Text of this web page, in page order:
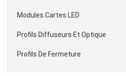
Modules Cartes LED
Profils Diffuseurs Et Optique
Profils De Fermeture